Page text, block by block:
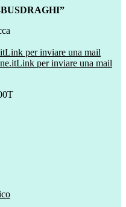
Link per inviare una mail
Link per inviare una mail